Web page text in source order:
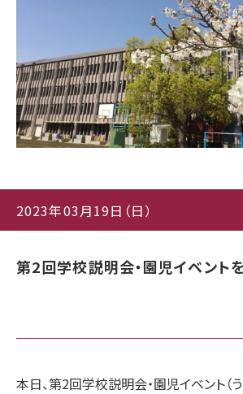
2023年03月19日（日）
第2回学校説明会・園児イベント
本日、第2回学校説明会・園児イベント（